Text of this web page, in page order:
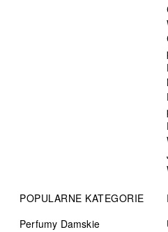
POPULARNE KATEGORIE
Perfumy Damskie